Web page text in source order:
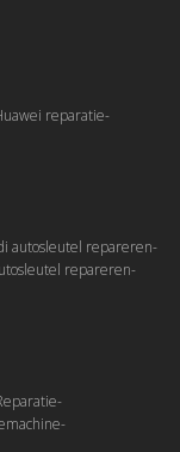
reparatie
autosleutel repareren
repareren